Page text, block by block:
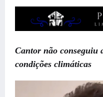
Cantor não conseguiu
condições climáticas